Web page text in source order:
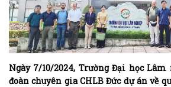
Ngày 7/10/2024, Trường Đại học
đoàn chuyên gia CHLB Đức dự án về